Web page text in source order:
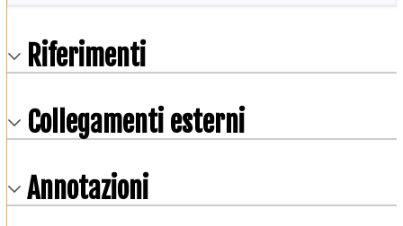
Riferimenti
Collegamenti esterni
Annotazioni